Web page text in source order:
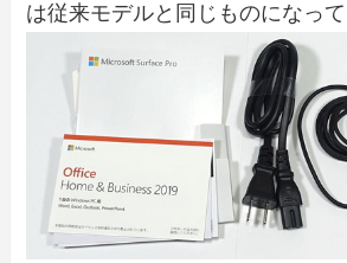
は従来モデルと同じものになって